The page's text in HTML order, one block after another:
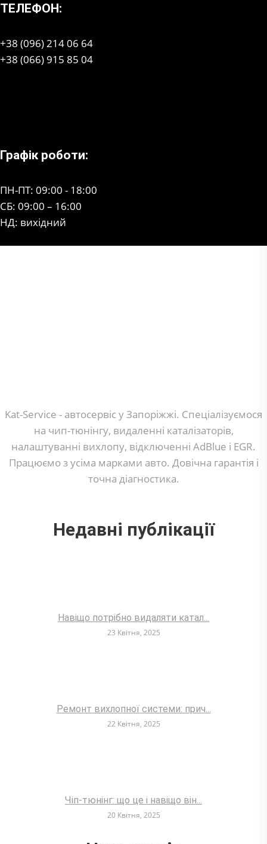
ТЕЛЕФОН:
+38 (096) 214 06 64
+38 (066) 915 85 04
Графік роботи:
ПН-ПТ: 09:00 - 18:00
СБ: 09:00 – 16:00
НД: вихідний
Kat-Service - автосервіс у Запоріжжі. Спеціалізуємося
на чип-тюнінгу, видаленні каталізаторів,
налаштуванні вихлопу, відключенні AdBlue і EGR.
Працюємо з усіма марками авто. Довічна гарантія і
точна діагностика.
Недавні публікації
Навіщо потрібно видаляти катал...
23 Квітня, 2025
Ремонт вихлопної системи: прич...
22 Квітня, 2025
Чіп-тюнінг: що це і навіщо він...
20 Квітня, 2025